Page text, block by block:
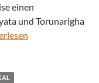
einen
und Torunarigha